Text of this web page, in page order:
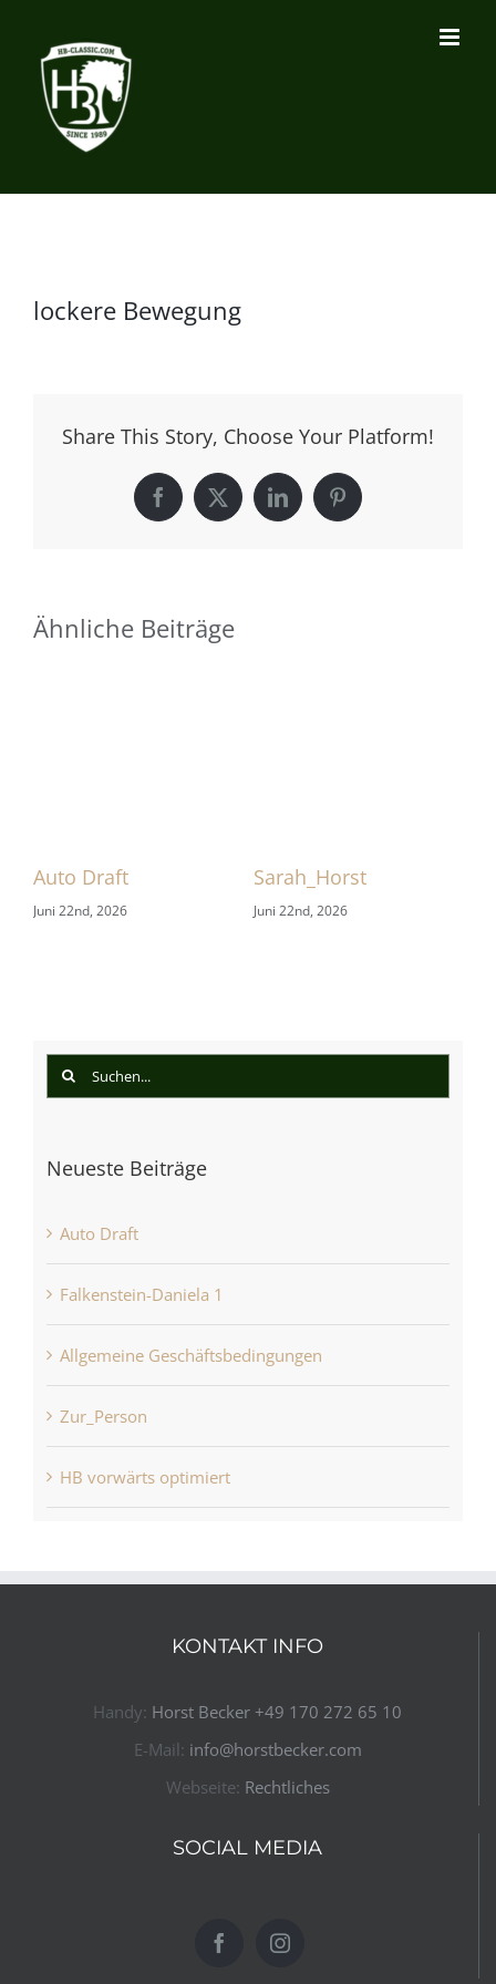
Inhalt
springen
lockere Bewegung
Share This Story, Choose Your Platform!
Facebook
X LinkedInPinterest
Ähnliche Beiträge
Auto Draft
Juni 22nd, 2026
Sarah_Horst
Juni 22nd, 2026
Suche
Neueste Beiträge
Auto Draft
Falkenstein-Daniela 1
Allgemeine Geschäftsbedingungen
Zur_Person
HB vorwärts optimiert
KONTAKT INFO
Handy: Horst Becker ​+49 170 272 65 10​
E-Mail: info@horstbecker.com
Webseite: Rechtliches
SOCIAL MEDIA